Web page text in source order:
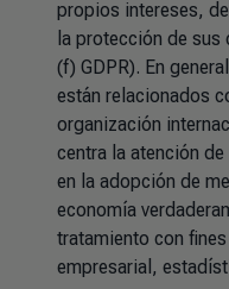
propios intereses,
la protección de
(f) GDPR). En
están relacionados
organización
centra la atención
en la adopción de
economía
tratamiento con
empresarial,